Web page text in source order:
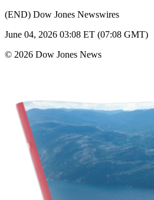
(END) Dow Jones Newswires
June 04, 2026 03:08 ET (07:08 GMT)
© 2026 Dow Jones News